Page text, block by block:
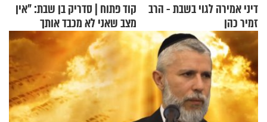
דיני אמירה לגוי בשבת - הרב
זמיר כהן
קוד פתוח | סדריק בן שבת: "אין
מצב שאני לא מכבד אותך
בבוקר בהנחת תפילין"